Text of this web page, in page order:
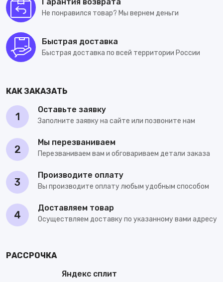
Не понравился товар? Мы вернем деньги
Быстрая доставка
Быстрая доставка по всей территории России
КАК ЗАКАЗАТЬ
1
Оставьте заявку
Заполните заявку на сайте или позвоните нам
2
Мы перезваниваем
Перезваниваем вам и обговариваем детали заказа
3
Производите оплату
Вы производите оплату любым удобным способом
4
Доставляем товар
Осуществляем доставку по указанному вами адресу
РАССРОЧКА
Яндекс сплит